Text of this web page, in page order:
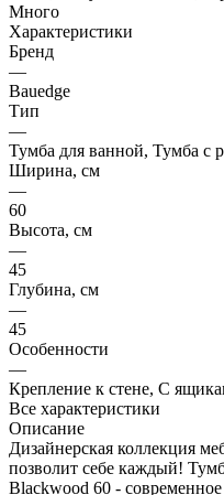
Много
Характеристики
Бренд
—
Bauedge
Тип
—
Тумба для ванной, Тумба с
Ширина, см
—
60
Высота, см
—
45
Глубина, см
—
45
Особенности
—
Крепление к стене, С
Все характеристики
Описание
Дизайнерская коллекция
позволит себе каждый!
Blackwood 60 -